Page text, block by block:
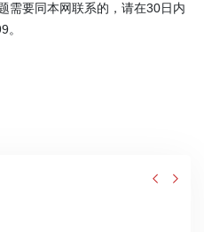
需要同本网联系的，请在30日内